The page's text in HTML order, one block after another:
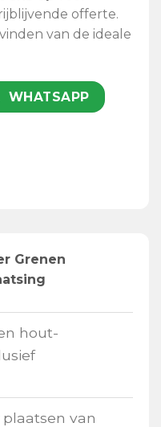
offerte.
van de ideale
WHATSAPP
Grenen
hout-
van